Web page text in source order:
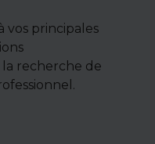
vos principales
recherche de